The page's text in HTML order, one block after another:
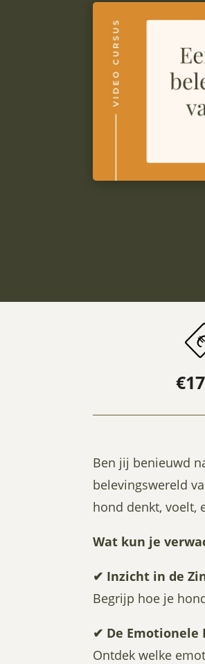
Ben jij benieuwd
belevingswereld
hond denkt, voelt,
Wat kun je
✔ Inzicht in de
Begrijp hoe je
✔ De Emotionele
Ontdek welke